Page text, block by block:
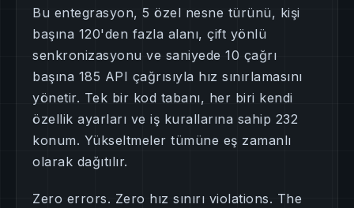
Bu entegrasyon, 5 özel nesne türünü, kişi
başına 120'den fazla alanı, çift yönlü
senkronizasyonu ve saniyede 10 çağrı
başına 185 API çağrısıyla hız sınırlamasını
yönetir. Tek bir kod tabanı, her biri kendi
özellik ayarları ve iş kurallarına sahip 232
konum. Yükseltmeler tümüne eş zamanlı
olarak dağıtılır.
Zero errors. Zero hız sınırı violations. The